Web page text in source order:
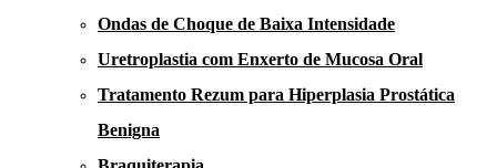
Ondas de Choque de Baixa Intensidade
Uretroplastia com Enxerto de Mucosa Oral
Tratamento Rezum para Hiperplasia Prostática
Benigna